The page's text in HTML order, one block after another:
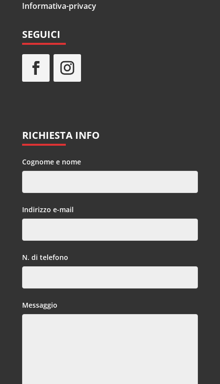
Informativa-privacy
SEGUICI
RICHIESTA INFO
Cognome e nome
Indirizzo e-mail
N. di telefono
Messaggio